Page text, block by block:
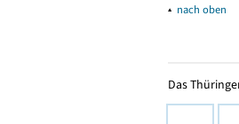
▴ nach oben
Das